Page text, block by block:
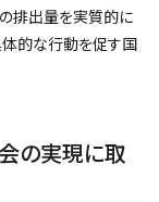
排出量を実質的に
体的な行動を促す国
の実現に取